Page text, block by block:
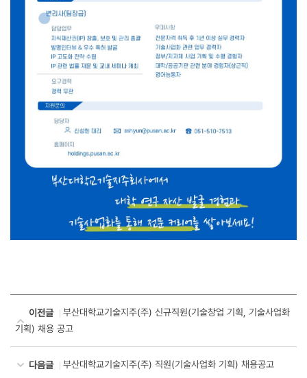
이전글
부산대학교기술지주(주) 신규직원(기술창업 기획, 기술사업화
기획) 채용 공고
다음글 부산대학교기술지주(주) 직원(기술사업화 기획) 채용공고